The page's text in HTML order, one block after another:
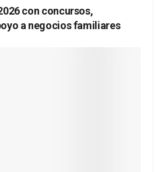
con concursos,
a negocios familiares